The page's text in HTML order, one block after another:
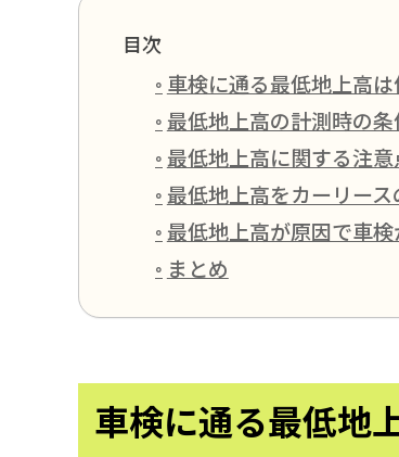
目次
車検に通る最低地上高は
最低地上高の計測時の条
最低地上高に関する注意
最低地上高をカーリー
最低地上高が原因で車
まとめ
車検に通る最低地